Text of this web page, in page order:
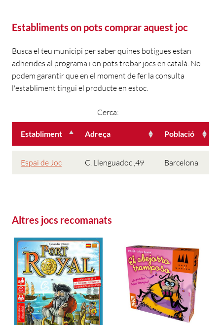
Establiments on pots comprar aquest joc
Busca el teu municipi per saber quines botigues estan
adherides al programa i on pots trobar jocs en català. No
podem garantir que en el moment de fer la consulta
l'establiment tingui el producte en estoc.
Cerca:
Establiment Adreça Població
Espai de Joc C. Llenguadoc ,49 Barcelona
Altres jocs recomanats